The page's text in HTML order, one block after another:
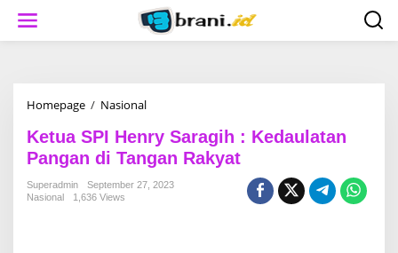
i
Homepage / Nasional
t
u
a
S
Ketua SPI Henry Saragih : Kedaulatan
Pangan di Tangan Rakyat
Superadmin
September 27, 2023
Nasional
1,636 Views